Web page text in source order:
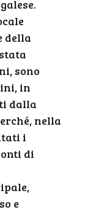
della
sono
in
dalla
nella
i
di
e